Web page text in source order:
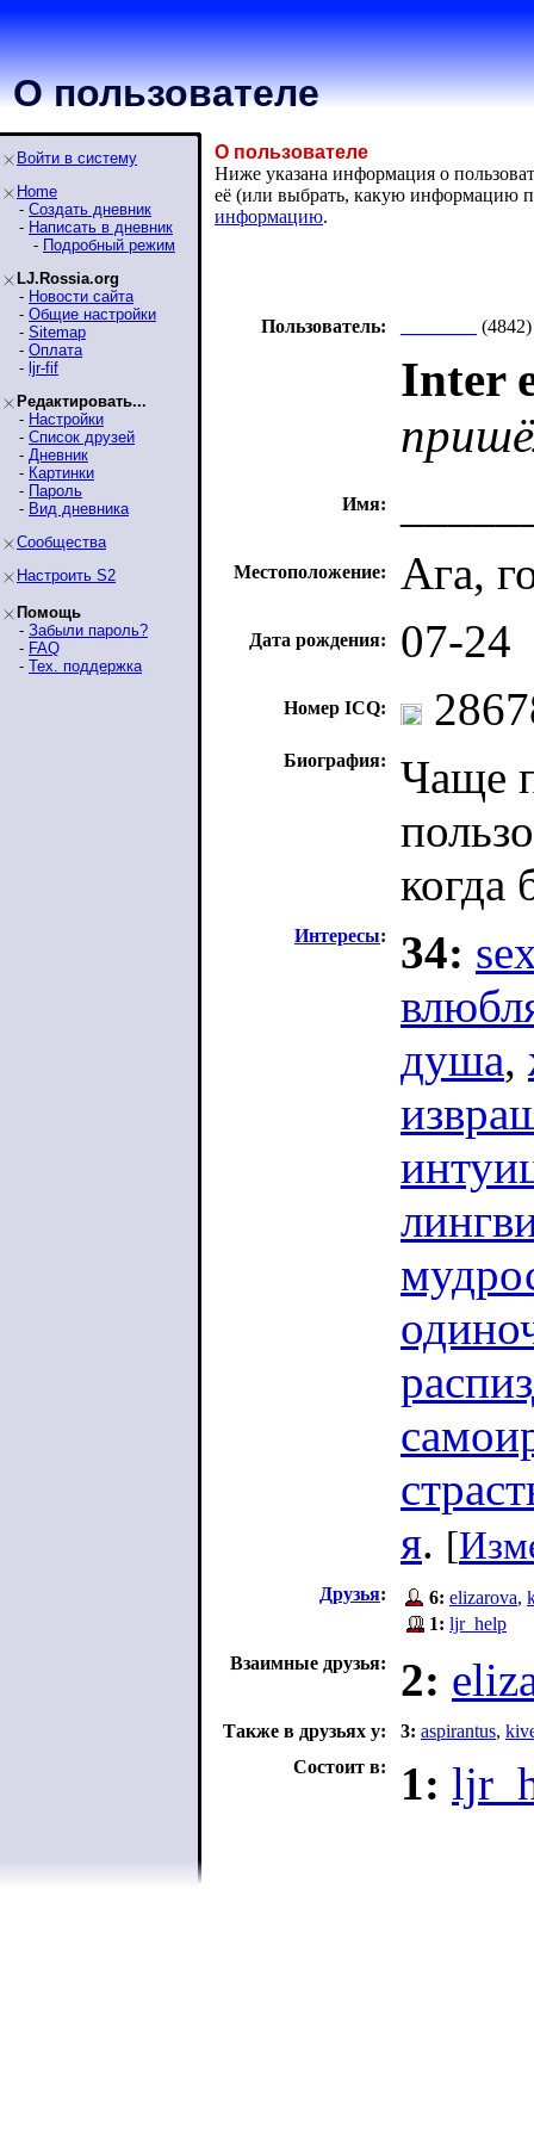
О пользователе
Войти в систему
Home
- Создать дневник
- Написать в дневник
- Подробный режим
LJ.Rossia.org
- Новости сайта
- Общие настройки
- Sitemap
- Оплата
- ljr-fif
Редактировать...
- Настройки
- Список друзей
- Дневник
- Картинки
- Пароль
- Вид дневника
Сообщества
Настроить S2
Помощь
- Забыли пароль?
- FAQ
- Тех. поддержка
О пользователе
Ниже указана информация о
её (или выбрать, какую информацию
информацию.
Пользователь: (4842)
Inter
Имя:
Местоположение: Ага,
Дата рождения: 07-24
Номер ICQ:
Биография:
Чаще
когда
Интересы: 34:
душа,
я. [
Друзья: 6: elizarova,
1: ljr_help
Взаимные друзья:
2:
Также в друзьях у: 3: aspirantus,
Состоит в:
1: